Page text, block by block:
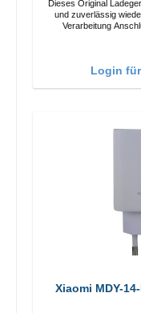
Dieses Original
und zuverlässig wieder
Login
Xiaomi MDY-14-EL